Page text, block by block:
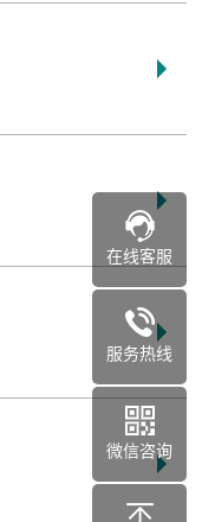
在线客服
服务热线
微信咨询